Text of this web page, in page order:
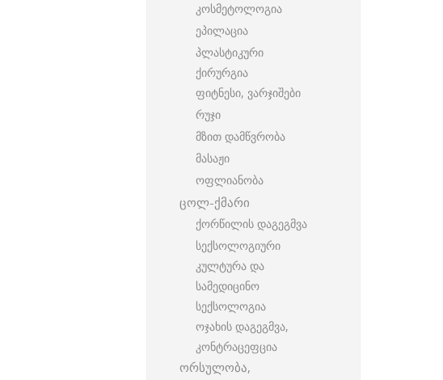
კოსმეტოლოგია
ეპილაცია
პლასტიკური
ქირურგია
ფიტნესი, ვარჯიშები
რუჯი
მზით დამწვრობა
მასაჟი
ოფლიანობა
ცოლ-ქმარი
ქორწილის დაგეგმვა
სექსოლოგიური
კულტურა და
სამედიცინო
სექსოლოგია
ოჯახის დაგეგმვა,
კონტრაცეფცია
ორსულობა,